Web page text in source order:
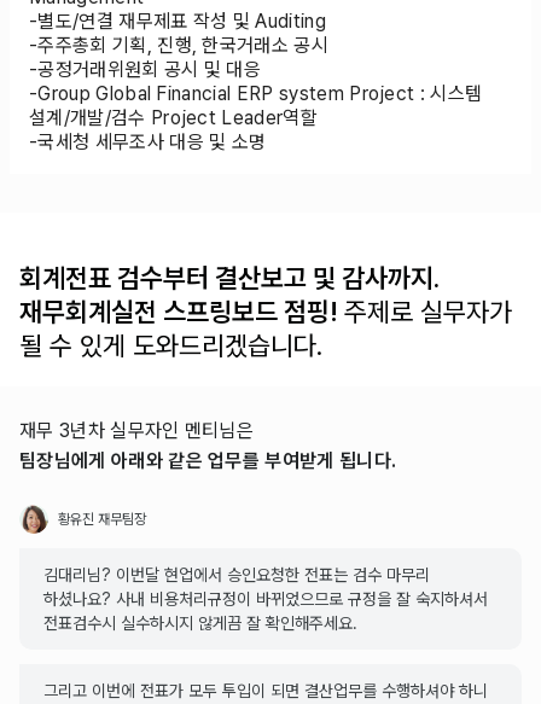
-별도/연결 재무제표 작성 및 Auditing
-주주총회 기획, 진행, 한국거래소 공시
-공정거래위원회 공시 및 대응
-Group Global Financial ERP system Project : 시스템
설계/개발/검수 Project Leader역할
-국세청 세무조사 대응 및 소명
회계전표 검수부터 결산보고 및 감사까지.
재무회계실전 스프링보드 점핑! 주제로 실무자가
될 수 있게 도와드리겠습니다.
재무 3년차 실무자인 멘티님은
팀장님에게 아래와 같은 업무를 부여받게 됩니다.
황유진 재무팀장
김대리님? 이번달 현업에서 승인요청한 전표는 검수 마무리
하셨나요? 사내 비용처리규정이 바뀌었으므로 규정을 잘 숙지하셔서
전표검수시 실수하시지 않게끔 잘 확인해주세요.
그리고 이번에 전표가 모두 투입이 되면 결산업무를 수행하셔야 하니